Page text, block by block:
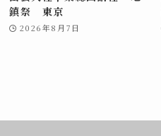
鎮祭 東京
2026年8月7日